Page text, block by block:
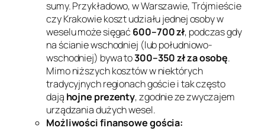
sumy. Przykładowo, w Warszawie, Trójmieście
czy Krakowie koszt udziału jednej osoby w
weselu może sięgać 600–700 zł, podczas gdy
na ścianie wschodniej (lub południowo-
wschodniej) bywa to300–350 zł za osobę.
Mimo niższych kosztów w niektórych
tradycyjnych regionach goście i tak często
dają hojne prezenty, zgodnie ze zwyczajem
urządzania dużych wesel.
Możliwości finansowe gościa: